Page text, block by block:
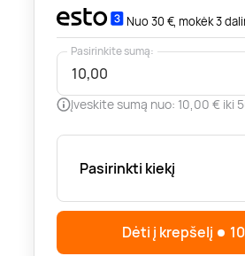
Nuo 30 €, mokėk 3
Pasirinkite sumą:
Įveskite sumą nuo: 10,00 € iki
Pasirinkti kiekį
Dėti į krepšelį